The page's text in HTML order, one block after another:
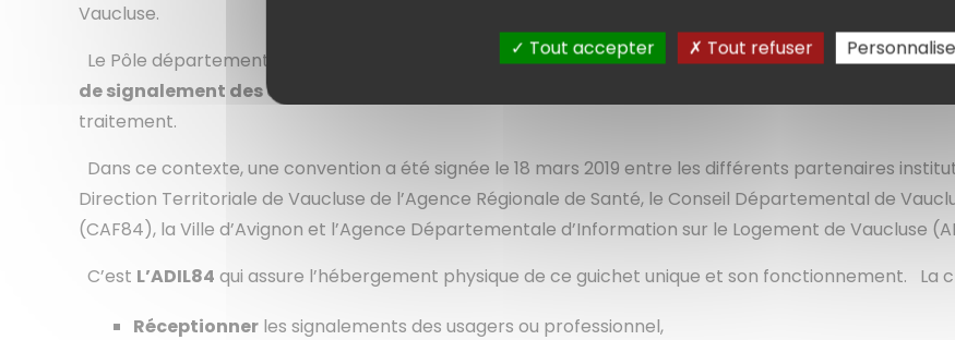
Vaucluse.
Le Pôle départemental de lutte contre l’habitat indigne (PDLHI), créé par l’arrêté préfectoral du 13
designalement des cas d’habitats indignes en Vaucluse
, afin d’améliorer le repérage des
traitement.
Dans ce contexte, une convention a été signée le 18 mars 2019 entre les différents partenaires
Direction Territoriale de Vaucluse de l’Agence Régionale de Santé, le Conseil Départemental de
(CAF84), la Ville d’Avignon et l’Agence Départementale d’Information sur le Logement de Vaucluse
C’est L’ADIL84 qui assure l’hébergement physique de ce guichet unique et son fonctionnement. La
Réceptionner les signalements des usagers ou professionnel,
Tout accepter Tout refuser